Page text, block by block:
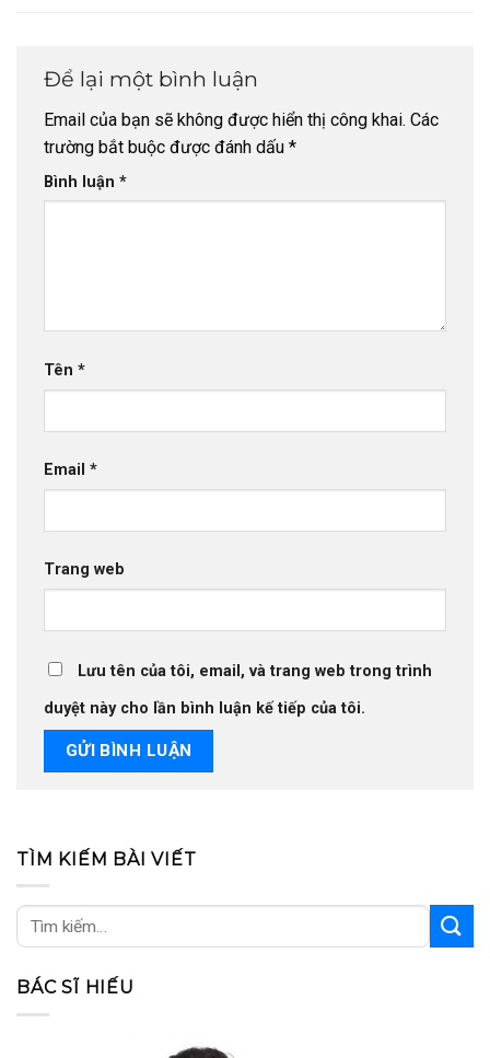
Để lại một bình luận
Email của bạn sẽ không được hiển thị công khai. Các
trường bắt buộc được đánh dấu *
Bình luận *
Tên *
Email *
Trang web
Lưu tên của tôi, email, và trang web trong trình
duyệt này cho lần bình luận kế tiếp của tôi.
TÌM KIẾM BÀI VIẾT
BÁC SĨ HIẾU